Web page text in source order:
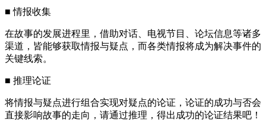
■ 情报收集
在故事的发展进程里，借助对话、电视节目、论坛信息等诸多
渠道，皆能够获取情报与疑点，而各类情报将成为解决事件的
关键线索。
■ 推理论证
将情报与疑点进行组合实现对疑点的论证，论证的成功与否会
直接影响故事的走向，请通过推理，得出成功的论证结果吧！